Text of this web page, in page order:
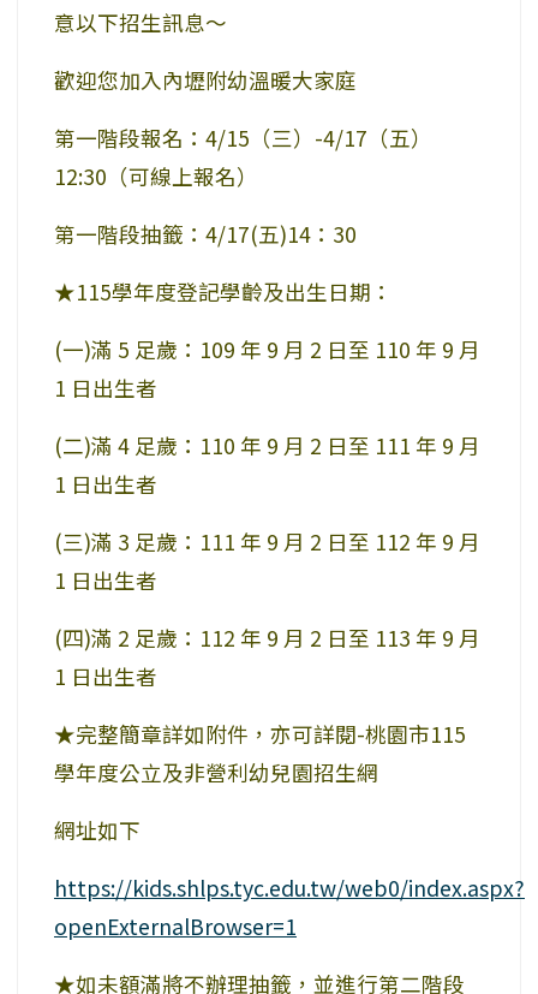
意以下招生訊息～
歡迎您加入內壢附幼溫暖大家庭
第一階段報名：4/15（三）-4/17（五）
12:30（可線上報名）
第一階段抽籤：4/17(五)14：30
★115學年度登記學齡及出生日期：
(一)滿 5 足歲：109 年 9 月 2 日至 110 年 9 月
1 日出生者
(二)滿 4 足歲：110 年 9 月 2 日至 111 年 9 月
1 日出生者
(三)滿 3 足歲：111 年 9 月 2 日至 112 年 9 月
1 日出生者
(四)滿 2 足歲：112 年 9 月 2 日至 113 年 9 月
1 日出生者
★完整簡章詳如附件，亦可詳閱-桃園市115
學年度公立及非營利幼兒園招生網
網址如下
https://kids.shlps.tyc.edu.tw/web0/index.aspx?
openExternalBrowser=1
★如未額滿將不辦理抽籤，並進行第二階段